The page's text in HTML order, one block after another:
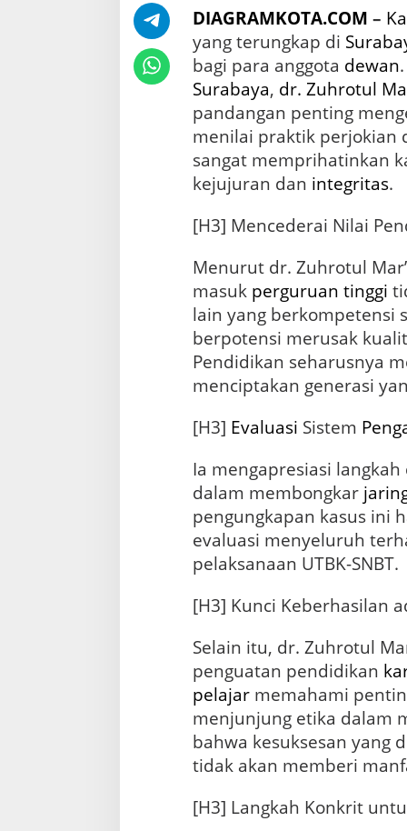
s
S
i
n
k
a
t
o
i
T
B
K
-
N
B
T
DIAGRAMKOTA.COM –
yang terungkap di
bagi para anggota dewan
Surabaya, dr. Zuhrotul
pandangan penting
menilai praktik perjokian
sangat memprihatinkan
kejujuran dan integritas.
[H3] Mencederai Nilai
Menurut dr. Zuhrotul
masuk perguruan tinggi
lain yang berkompetensi
berpotensi merusak
Pendidikan seharusnya
menciptakan generasi
[H3] Evaluasi Sistem
Ia mengapresiasi langkah
dalam membongkar
pengungkapan kasus ini
evaluasi menyeluruh
pelaksanaan UTBK-SNBT.
[H3] Kunci Keberhasilan
Selain itu, dr. Zuhrotul
penguatan pendidikan
pelajarmemahami
menjunjung etika dalam
bahwa kesuksesan yang
tidak akan memberi
[H3] Langkah Konkrit